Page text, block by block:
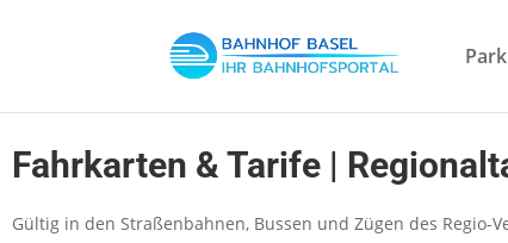
Fahrkarten & Tarife |
Gültig in den Straßenbahnen, Bussen und Zügen des Regio-